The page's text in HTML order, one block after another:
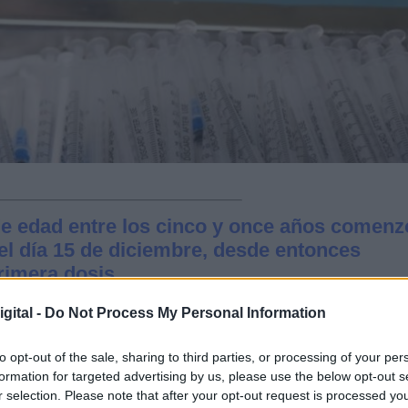
- Do Not Process My Personal Information
opt-out of the sale, sharing to third parties, or processing of your
for targeted advertising by us, please use the below opt-out
selection. Please note that after your opt-out request is processed
edad entre los cinco y once años
día 15 de diciembre, desde entonces
dosis
etario.Galicia encabeza el rankingpor su
rango de edad) han recibido su primer
a 48.680 de un total de sus 155.893